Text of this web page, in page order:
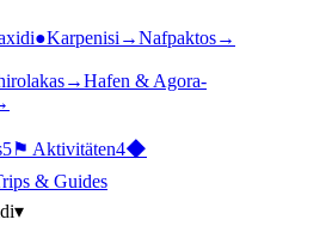
●Karpenisi →Nafpaktos→
→Hafen & Agora-
5⚑ Aktivitäten4◆
& Guides
▾